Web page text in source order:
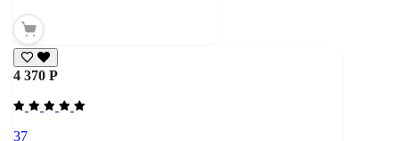
4 370 Р
37